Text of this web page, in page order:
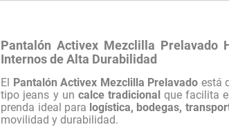
Pantalón Activex Mezclilla Prelavado
Internos de Alta Durabilidad
El Pantalón Activex Mezclilla Prelavado está
tipo jeans y un calce tradicionalque facilita
prenda ideal para logística, bodegas,
movilidad y durabilidad.